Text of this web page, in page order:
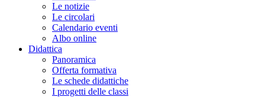
Le notizie
Le circolari
Calendario eventi
Albo online
Didattica
Panoramica
Offerta formativa
Le schede didattiche
I progetti delle classi